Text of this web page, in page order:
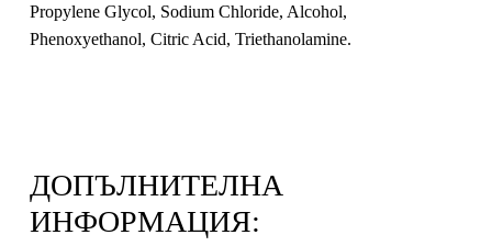
Propylene Glycol, Sodium Chloride, Alcohol,
Phenoxyethanol, Citric Acid, Triethanolamine.
ДОПЪЛНИТЕЛНА
ИНФОРМАЦИЯ: